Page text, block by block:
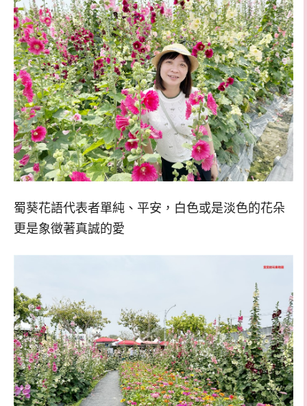
蜀葵花語代表者單純、平安，白色或是淡色的花朵
更是象徵著真誠的愛